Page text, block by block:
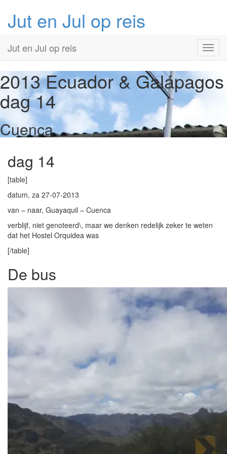
Jut en Jul op reis
Primary
Menu
content
Jut en Jul op reis
2013 Ecuador & Galápagos
dag 14
Cuenca
dag 14
[table]
datum, za 27-07-2013
van – naar, Guayaquil – Cuenca
verblijf, niet genoteerd\, maar we denken redelijk zeker te weten
dat het Hostel Orquidea was
[/table]
De bus